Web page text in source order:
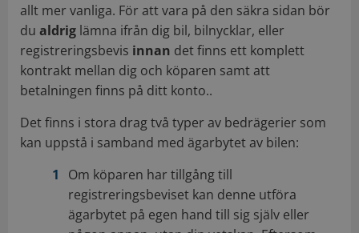
allt mer vanliga. För att vara på den säkra sidan bör
du aldrig lämna ifrån dig bil, bilnycklar, eller
registreringsbevis innan det finns ett komplett
kontrakt mellan dig och köparen samt att
betalningen finns på ditt konto..
Det finns i stora drag två typer av bedrägerier som
kan uppstå i samband med ägarbytet av bilen:
Om köparen har tillgång till
registreringsbeviset kan denne utföra
ägarbytet på egen hand till sig själv eller